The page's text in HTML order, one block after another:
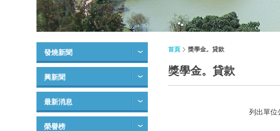
發燒新聞
興新聞
最新消息
榮譽榜
首頁 獎學金。貸款
獎學金。貸款
列出單位